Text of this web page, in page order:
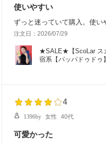
使いやすい
ずっと迷っていて購入。使い
注文日：2026/07/29
★SALE★【ScoLar ス
宿系【パッパドゥドゥ】
4
1396by 女性 40代
可愛かった